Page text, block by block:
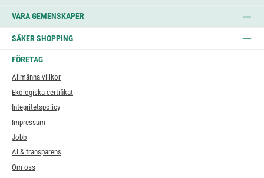
VÅRA GEMENSKAPER
SÄKER SHOPPING
FÖRETAG
Allmänna villkor
Ekologiska certifikat
Integritetspolicy
Impressum
Jobb
AI & transparens
Om oss